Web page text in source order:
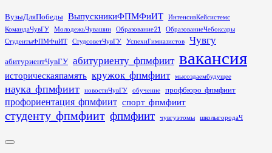
Перейти
к
содержимому
ВузыДляПобеды ВыпускникиФПМФиИТ
ИнтенсивКейсистемс
КомандаЧувГУ
МолодежьЧувашии Образование21
ОбразованиеЧебоксары
СтудентыФПМФиИТ
СтудсоветЧувГУ УспехиГимназистов Чувгу
абитуриентЧувГУ абитуриенту_фпмфиит вакансия
историческаяпамять кружок_фпмфиит мысоздаембудущее
наука_фпмфиит новостиЧувГУ обучение профбюро_фпмфиит
профориентация_фпмфиит спорт_фпмфиит
студенту_фпмфиит фпмфиит чувгуэтомы школыгородаЧ
Основное